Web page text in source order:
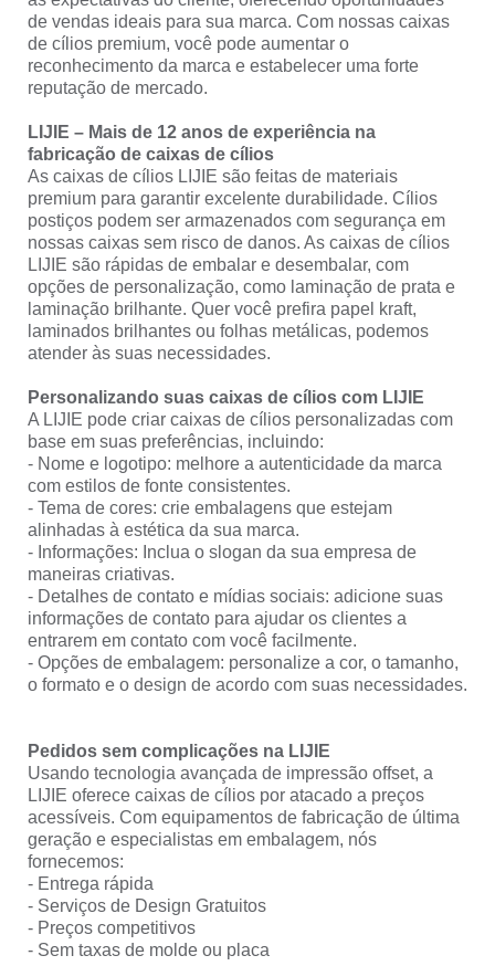
de vendas ideais para sua marca. Com nossas caixas
de cílios premium, você pode aumentar o
reconhecimento da marca e estabelecer uma forte
reputação de mercado.
LIJIE – Mais de 12 anos de experiência na
fabricação de caixas de cílios
As caixas de cílios LIJIE são feitas de materiais
premium para garantir excelente durabilidade. Cílios
postiços podem ser armazenados com segurança em
nossas caixas sem risco de danos. As caixas de cílios
LIJIE são rápidas de embalar e desembalar, com
opções de personalização, como laminação de prata e
laminação brilhante. Quer você prefira papel kraft,
laminados brilhantes ou folhas metálicas, podemos
atender às suas necessidades.
Personalizando suas caixas de cílios com LIJIE
A LIJIE pode criar caixas de cílios personalizadas com
base em suas preferências, incluindo:
- Nome e logotipo: melhore a autenticidade da marca
com estilos de fonte consistentes.
- Tema de cores: crie embalagens que estejam
alinhadas à estética da sua marca.
- Informações: Inclua o slogan da sua empresa de
maneiras criativas.
- Detalhes de contato e mídias sociais: adicione suas
informações de contato para ajudar os clientes a
entrarem em contato com você facilmente.
- Opções de embalagem: personalize a cor, o tamanho,
o formato e o design de acordo com suas necessidades.
Pedidos sem complicações na LIJIE
Usando tecnologia avançada de impressão offset, a
LIJIE oferece caixas de cílios por atacado a preços
acessíveis. Com equipamentos de fabricação de última
geração e especialistas em embalagem, nós
fornecemos:
- Entrega rápida
- Serviços de Design Gratuitos
- Preços competitivos
- Sem taxas de molde ou placa